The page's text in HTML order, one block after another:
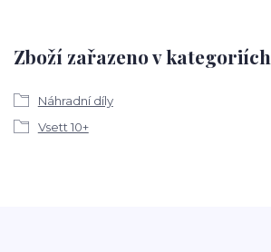
Zboží zařazeno v kategoriích
Náhradní díly
Vsett 10+